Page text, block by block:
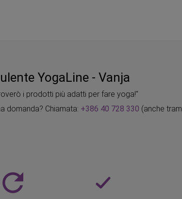
YogaLine - Vanja
i prodotti più adatti per fare yoga!"
domanda? Chiamata: +386 40 728 330 (anche